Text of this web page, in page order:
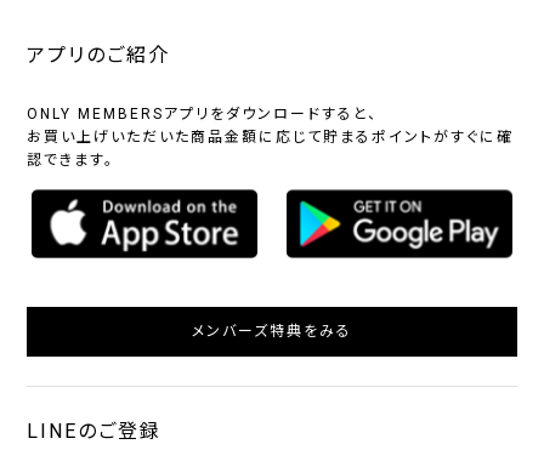
アプリのご紹介
ONLY MEMBERSアプリをダウンロードすると、
お買い上げいただいた商品金額に応じて貯まるポイントがすぐに確
認できます。
メンバーズ特典をみる
LINEのご登録